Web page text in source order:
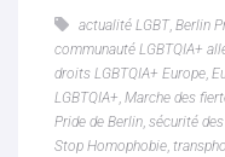
actualité LGBT, Berlin
communauté LGBTQIA+
droits LGBTQIA+ Europe,
LGBTQIA+, Marche des
Pride de Berlin, sécurité
Stop Homophobie,